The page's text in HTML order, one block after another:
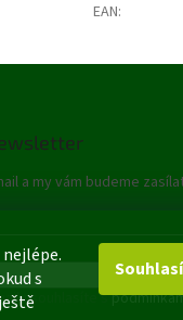
s
EAN:
a my vám budeme
souhlasíte s